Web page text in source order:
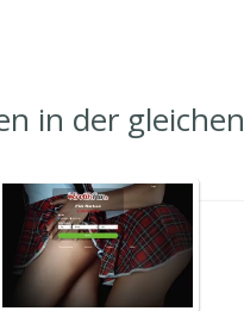
in der gleichen